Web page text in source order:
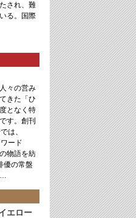
され、難
る。国際
々の営み
きた「ひ
となく特
す。創刊
は、
ード
物語を紡
優の常盤
…
エロー